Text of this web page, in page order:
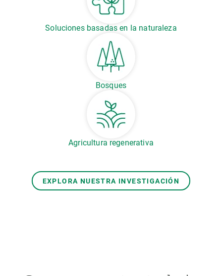
Soluciones basadas en la naturaleza
Bosques
Agricultura regenerativa
EXPLORA NUESTRA INVESTIGACIÓN